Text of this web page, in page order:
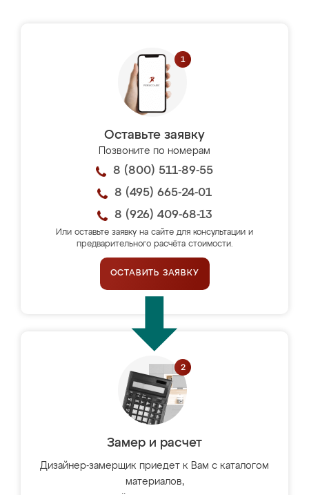
Оставьте заявку
Позвоните по номерам
8 (800) 511-89-55
8 (495) 665-24-01
8 (926) 409-68-13
Или оставьте заявку на сайте для консультации и
предварительного расчёта стоимости.
ОСТАВИТЬ ЗАЯВКУ
Замер и расчет
Дизайнер-замерщик приедет к Вам с каталогом
материалов,